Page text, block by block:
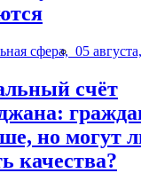
сфера, 05
счёт
но могут
качества?